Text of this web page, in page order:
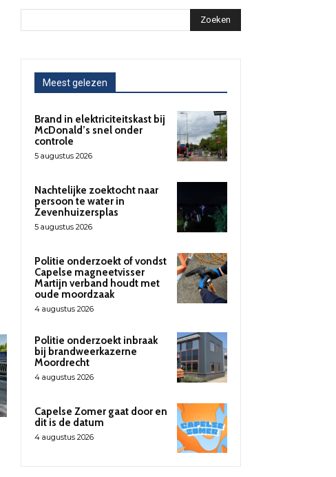
Zoeken
Meest gelezen
Brand in elektriciteitskast bij
McDonald’s snel onder
controle
5 augustus 2026
Nachtelijke zoektocht naar
persoon te water in
Zevenhuizersplas
5 augustus 2026
Politie onderzoekt of vondst
Capelse magneetvisser
Martijn verband houdt met
oude moordzaak
4 augustus 2026
Politie onderzoekt inbraak
bij brandweerkazerne
Moordrecht
4 augustus 2026
Capelse Zomer gaat door en
dit is de datum
4 augustus 2026